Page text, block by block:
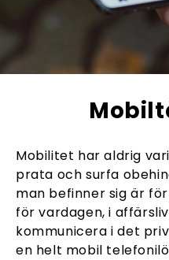
Mobilitet har aldrig
prata och surfa
man befinner sig är
för vardagen, i
kommunicera i det
en helt mobil